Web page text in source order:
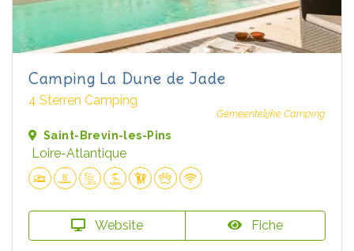
Camping La Dune de Jade
4 Sterren Camping
Gemeentelijke Camping
Saint-Brevin-les-Pins
Loire-Atlantique
Website Fiche